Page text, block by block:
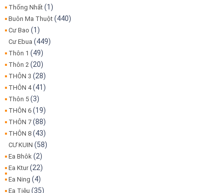
Thống Nhất (1)
Buôn Ma Thuột (440)
Cư Bao (1)
Cư Ebua (449)
Thôn 1 (49)
Thôn 2 (20)
THÔN 3 (28)
THÔN 4(41)
Thôn 5 (3)
THÔN 6 (19)
THÔN 7 (88)
THÔN 8 (43)
CƯ KUIN (58)
Ea Bhôk (2)
Ea Ktur(22)
Ea Ning (4)
Ea Tiêu (35)